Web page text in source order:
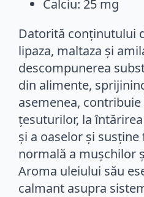
Calciu: 25 mg
Datorită conținutului
lipaza, maltaza și
descompunerea
din alimente,
asemenea,
țesuturilor, la
și a oaselor și
normală a mușchilor
Aroma uleiului său
calmant asupra